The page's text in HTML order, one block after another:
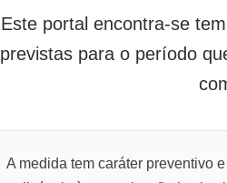
Este portal encontra-se
previstas para o período
A medida tem caráter preventivo